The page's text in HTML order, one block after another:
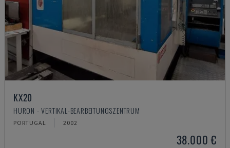
KX20
HURON - VERTIKAL-BEARBEITUNGSZENTRUM
PORTUGAL 2002
38.000 €